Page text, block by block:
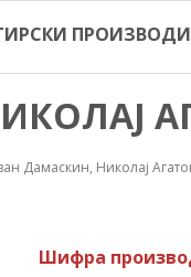
ПРОИЗВОДИ
Дамаскин, Николај
Шифра